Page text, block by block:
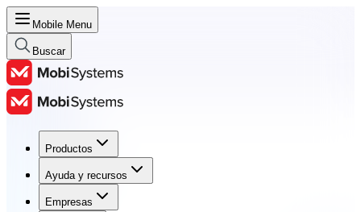
Mobile Menu
Buscar
Productos
Ayuda y recursos
Empresas
Productos
Ayuda y recursos
Empresas